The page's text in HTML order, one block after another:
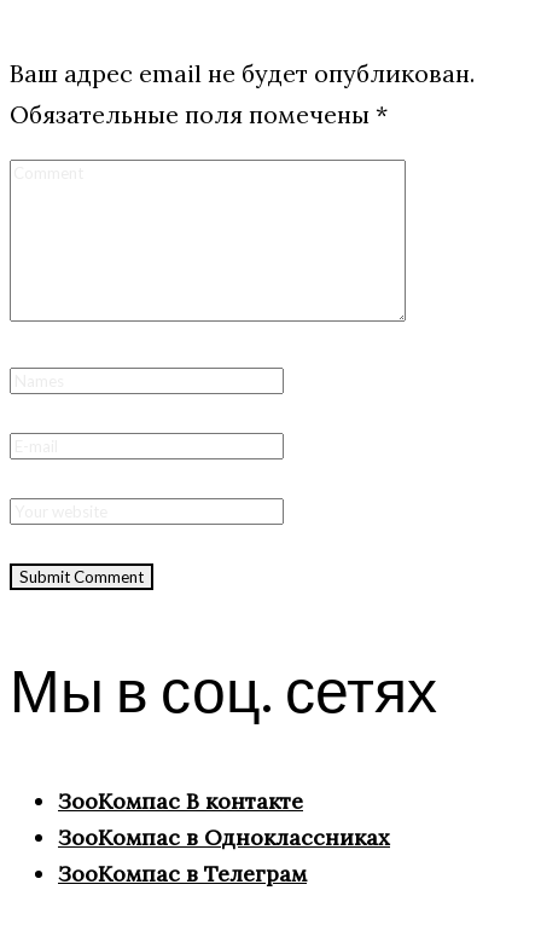
Ваш адрес email не будет опубликован.
Обязательные поля помечены *
Мы в соц. сетях
ЗооКомпас В контакте
ЗооКомпас в Одноклассниках
ЗооКомпас в Телеграм